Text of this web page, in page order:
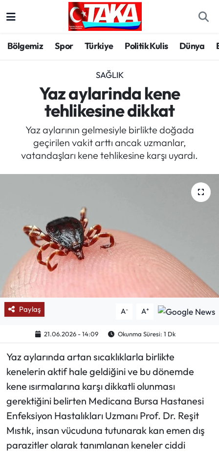
Bölgemiz Spor Türkiye Politik Kulis Dünya
SAĞLIK
Yaz aylarinda kene
tehlikesine dikkat
Yaz aylarının gelmesiyle birlikte doğada
geçirilen vakit arttı ancak uzmanlar,
vatandaşları kene tehlikesine karşı uyardı.
Paylaş A- A+
21.06.2026 - 14:09 Okunma Süresi: 1 Dk
Yaz aylarında artan sıcaklıklarla birlikte
kenelerin aktif hale geldiğini ve bu dönemde
kene ısırmalarına karşı dikkatli olunması
gerektiğini belirten Medicana Bursa Hastanesi
Enfeksiyon Hastalıkları Uzmanı Prof. Dr. Reşit
Mıstık, insan vücuduna tutunarak kan emen dış
parazitler olarak tanımlanan keneler ciddi
Spor
Türkiye
Kültür/Sanat
Politika
Politik Kulis
Mektup Galeri
Röportaj
Manşet
Köşe Yazıları
Karikatür Galeri
BIK
ASTROLOJİ
Spor Yazıları
Mektup Galeri
Trabzon Hava Durumu
Trabzon Trafik Yoğunluk Haritası
Süper Lig Puan Durumu ve Fikstür
Tüm Manşetler
Son Dakika Haberleri